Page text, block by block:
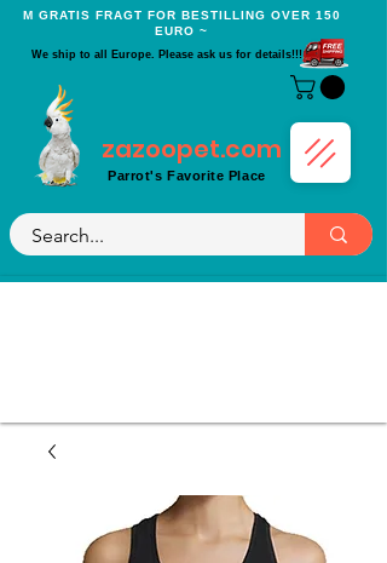
Μ GRATIS FRAGT FOR BESTILLING OVER 150
EURO ~
We ship to all Europe. Please ask us for details!!!
zazoopet.com
Parrot's Favorite Place